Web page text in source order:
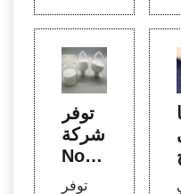
توفر
شركة
Nort
hStar
توفر